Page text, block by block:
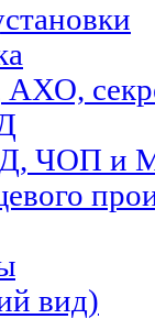
ЧОП и
вид)